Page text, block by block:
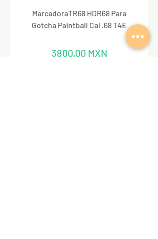
MarcadoraTR68 HDR68 Para
Gotcha Paintball Cal .68 T4E
Precio
3800,00 MXN